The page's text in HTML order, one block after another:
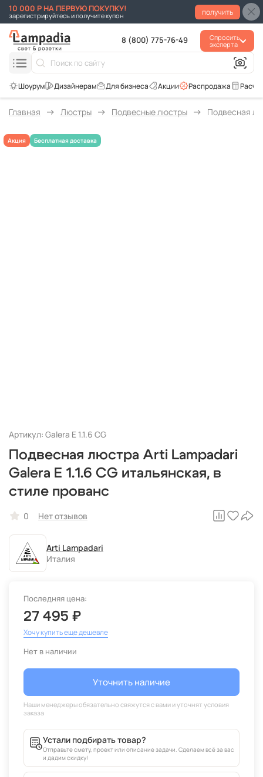
10 000 Р НА ПЕРВУЮ ПОКУПКУ!
зарегистрируйтесь и получите купон получить
8 (800) 775-76-49
Спросить
эксперта
Распродажа
Акции
Для бизнеса
Главная Люстры Подвесные люстры Подвесная
Артикул: Galera E 1.1.6 CG
Подвесная люстра Arti Lampadari
Galera E 1.1.6 CG итальянская, в
стиле прованс
0 Нет отзывов
Arti Lampadari
Италия
Последняя цена:
27 495 ₽
Хочу купить еще дешевле
Нет в наличии
Уточнить наличие
Устали подбирать товар?
Отправьте смету, проект или описание задачи. Сделаем всё за вас
и дадим скидку!